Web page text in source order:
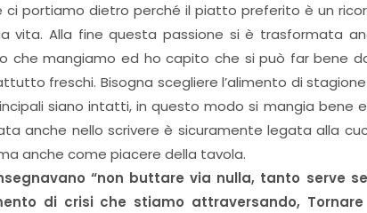
ci portiamo dietro perché il piatto preferito è un
vita. Alla fine questa passione si è trasformata
che mangiamo ed ho capito che si può far bene
freschi. Bisogna scegliere l’alimento di
siano intatti, in questo modo si mangia bene
anche nello scrivere è sicuramente legata alla
anche come piacere della tavola.
“non buttare via nulla, tanto serve
di crisi che stiamo attraversando,